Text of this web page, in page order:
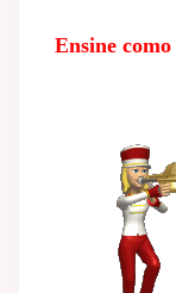
Ensine